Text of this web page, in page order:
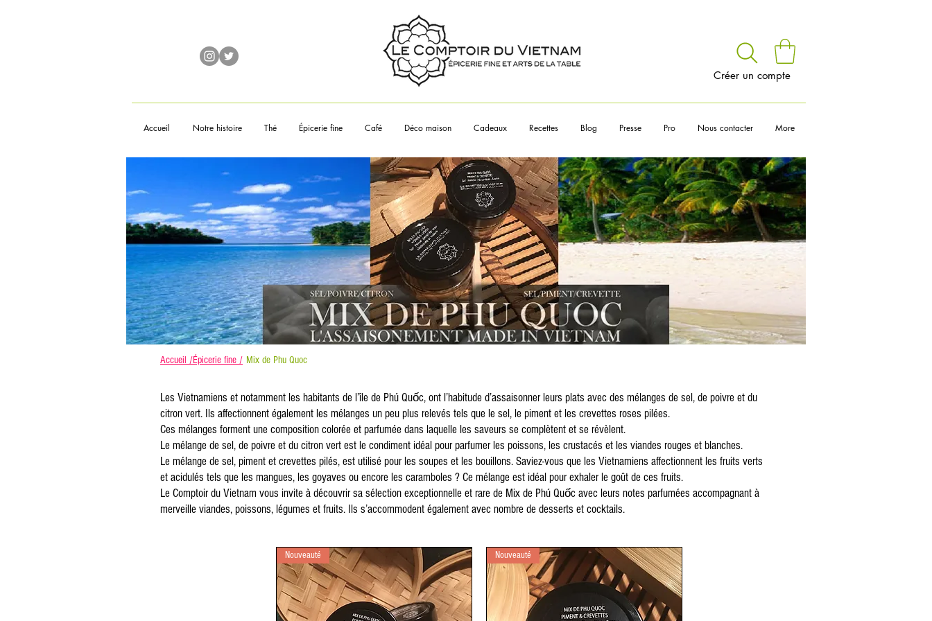
Créer un compte
Accueil Notre histoire Thé Épicerie fine Café Déco maison Cadeaux Recettes Blog Presse Pro Nous contacter More
_____________________________
À propos
Accueil /Épicerie fine / Mix de Phu Quoc
Les Vietnamiens et notamment les habitants de l’île de Phú Quốc, ont l’habitude d’assaisonner leurs plats avec des mélanges de sel, de poivre et du
citron vert. Ils affectionnent également les mélanges un peu plus relevés tels que le sel, le piment et les crevettes roses pilées.
Ces mélanges forment une composition colorée et parfumée dans laquelle les saveurs se complètent et se révèlent.
Le mélange de sel, de poivre et du citron vert est le condiment idéal pour parfumer les poissons, les crustacés et les viandes rouges et blanches.
Le mélange de sel, piment et crevettes pilés, est utilisé pour les soupes et les bouillons. Saviez-vous que les Vietnamiens affectionnent les fruits verts
et acidulés tels que les mangues, les goyaves ou encore les caramboles ? Ce mélange est idéal pour exhaler le goût de ces fruits.
Le Comptoir du Vietnam vous invite à découvrir sa sélection exceptionnelle et rare de Mix de Phú Quốc avec leurs notes parfumées accompagnant à
merveille viandes, poissons, légumes et fruits. Ils s’accommodent également avec nombre de desserts et cocktails.
Nouveauté Nouveauté